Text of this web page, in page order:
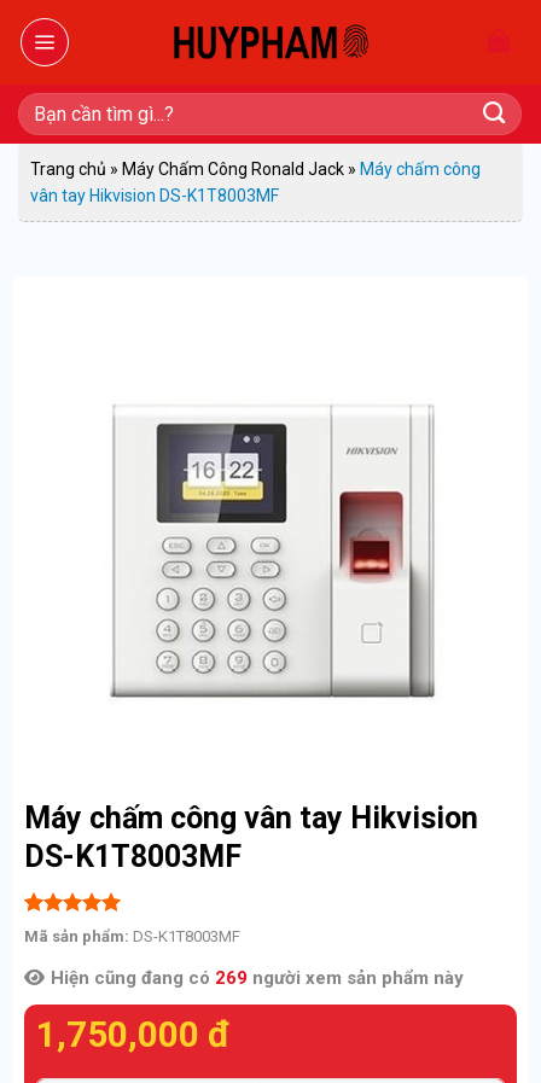
qua
dung
Tìm
kiếm:
Trang chủ » Máy Chấm Công Ronald Jack » Máy chấm công
vân tay Hikvision DS-K1T8003MF
Máy chấm công vân tay Hikvision
DS-K1T8003MF
5.00trên 5
dựa trên
15
đánh giá
Mã sản phẩm: DS-K1T8003MF
Hiện cũng đang có 269 người xem sản phẩm này
1,750,000 đ